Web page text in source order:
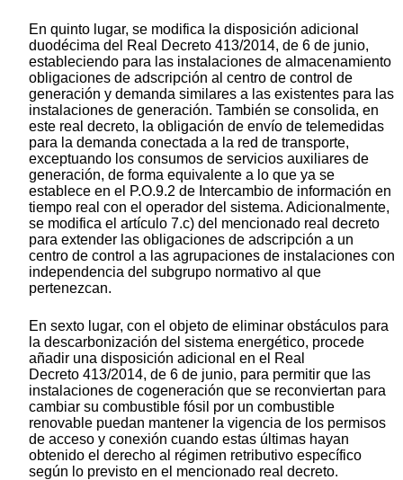
En quinto lugar, se modifica la disposición adicional
duodécima del Real Decreto 413/2014, de 6 de junio,
estableciendo para las instalaciones de almacenamiento
obligaciones de adscripción al centro de control de
generación y demanda similares a las existentes para las
instalaciones de generación. También se consolida, en
este real decreto, la obligación de envío de telemedidas
para la demanda conectada a la red de transporte,
exceptuando los consumos de servicios auxiliares de
generación, de forma equivalente a lo que ya se
establece en el P.O.9.2 de Intercambio de información en
tiempo real con el operador del sistema. Adicionalmente,
se modifica el artículo 7.c) del mencionado real decreto
para extender las obligaciones de adscripción a un
centro de control a las agrupaciones de instalaciones con
independencia del subgrupo normativo al que
pertenezcan.
En sexto lugar, con el objeto de eliminar obstáculos para
la descarbonización del sistema energético, procede
añadir una disposición adicional en el Real
Decreto 413/2014, de 6 de junio, para permitir que las
instalaciones de cogeneración que se reconviertan para
cambiar su combustible fósil por un combustible
renovable puedan mantener la vigencia de los permisos
de acceso y conexión cuando estas últimas hayan
obtenido el derecho al régimen retributivo específico
según lo previsto en el mencionado real decreto.